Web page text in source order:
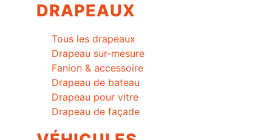
DRAPEAUX
Tous les drapeaux
Drapeau sur-mesure
Fanion & accessoire
Drapeau de bateau
Drapeau pour vitre
Drapeau de façade